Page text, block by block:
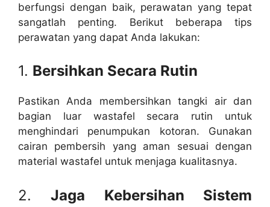
berfungsi dengan baik, perawatan yang tepat
sangatlah penting. Berikut beberapa tips
perawatan yang dapat Anda lakukan:
1. Bersihkan Secara Rutin
Pastikan Anda membersihkan tangki air dan
bagian luar wastafel secara rutin untuk
menghindari penumpukan kotoran. Gunakan
cairan pembersih yang aman sesuai dengan
material wastafel untuk menjaga kualitasnya.
2.Jaga Kebersihan Sistem